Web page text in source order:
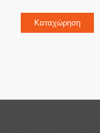
Καταχώρηση